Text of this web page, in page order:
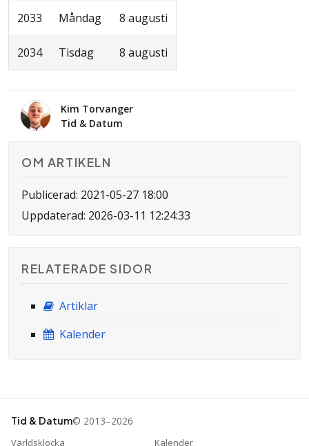
2033 Måndag 8 augusti
2034 Tisdag 8 augusti
Kim Torvanger
Tid & Datum
OM ARTIKELN
Publicerad: 2021-05-27 18:00
Uppdaterad: 2026-03-11 12:24:33
RELATERADE SIDOR
Artiklar
Kalender
Tid & Datum© 2013–2026
Världsklocka Kalender